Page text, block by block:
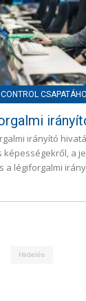
irányító
a
a légiforgalmi
Hirdetés